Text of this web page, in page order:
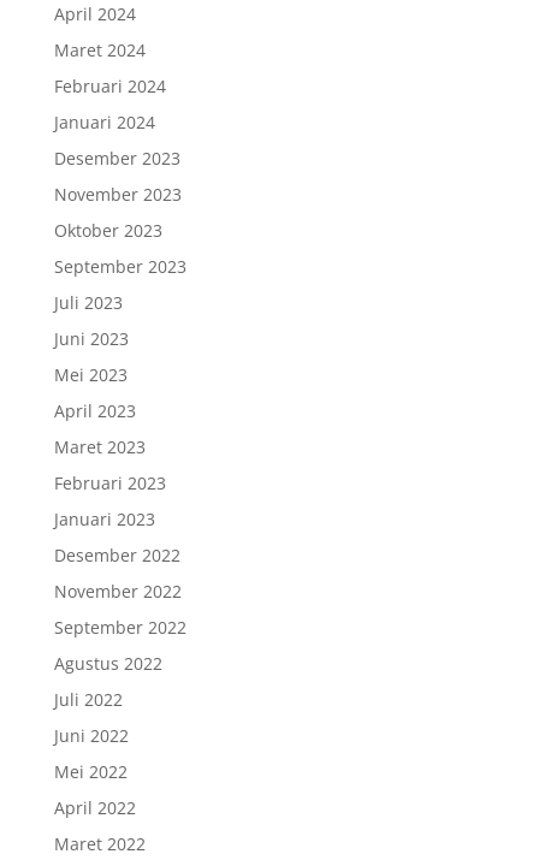
April 2024
Maret 2024
Februari 2024
Januari 2024
Desember 2023
November 2023
Oktober 2023
September 2023
Juli 2023
Juni 2023
Mei 2023
April 2023
Maret 2023
Februari 2023
Januari 2023
Desember 2022
November 2022
September 2022
Agustus 2022
Juli 2022
Juni 2022
Mei 2022
April 2022
Maret 2022